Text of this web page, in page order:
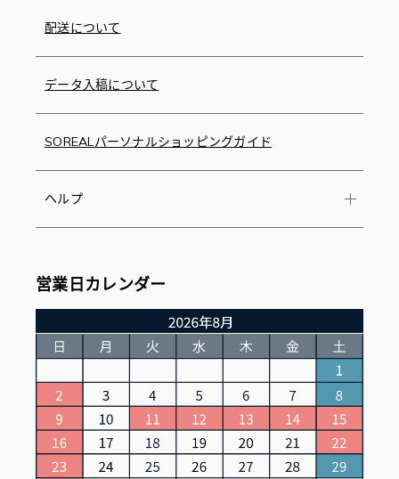
配送について
データ入稿について
SOREALパーソナルショッピングガイド
ヘルプ
営業日カレンダー